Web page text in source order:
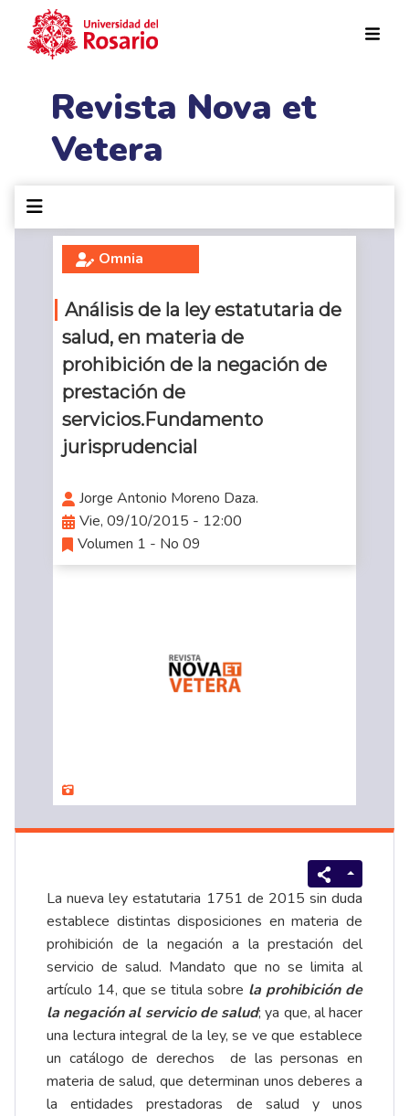
Revista Nova et
Vetera
Omnia
Análisis de la ley estatutaria de
salud, en materia de
prohibición de la negación de
prestación de
servicios.Fundamento
jurisprudencial
Jorge Antonio Moreno Daza.
Vie, 09/10/2015 - 12:00
Volumen 1 - No 09
La nueva ley estatutaria 1751 de 2015 sin duda
establece distintas disposiciones en materia de
prohibición de la negación a la prestación del
servicio de salud. Mandato que no se limita al
artículo 14, que se titula sobre la prohibición de
la negación al servicio de salud; ya que, al hacer
una lectura integral de la ley, se ve que establece
un catálogo de derechos de las personas en
materia de salud, que determinan unos deberes a
la entidades prestadoras de salud y unos